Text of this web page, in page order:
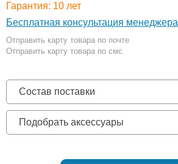
Гарантия: 10 лет
Бесплатная консультация менеджера
Отправить карту товара по почте
Отправить карту товара по смс
Состав поставки
Подобрать аксессуары